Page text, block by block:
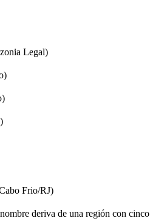
Legal)
Frio/RJ)
deriva de una región con cinco